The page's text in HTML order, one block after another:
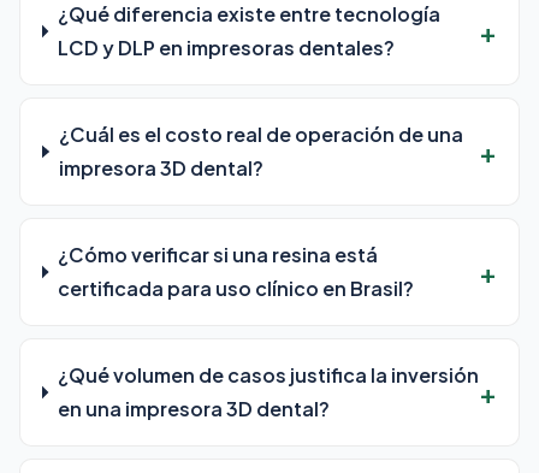
¿Qué diferencia existe entre tecnología
LCD y DLP en impresoras dentales?
¿Cuál es el costo real de operación de una
impresora 3D dental?
¿Cómo verificar si una resina está
certificada para uso clínico en Brasil?
¿Qué volumen de casos justifica la inversión
en una impresora 3D dental?